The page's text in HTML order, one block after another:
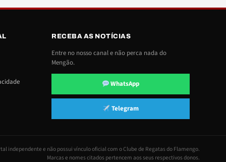
RECEBA AS NOTÍCIAS
Entre no nosso canal e não perca nada do
Mengão.
WhatsApp
Telegram
independente e não possui vínculo oficial com o Clube de Regatas do Flamengo.
Marcas e nomes citados pertencem aos seus respectivos donos.